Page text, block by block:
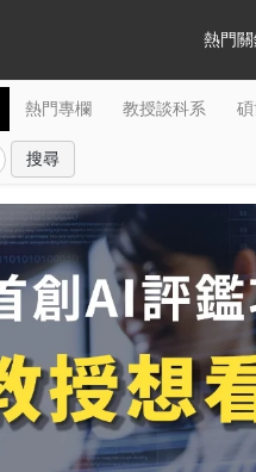
熱門關
熱門專欄 教授談科系